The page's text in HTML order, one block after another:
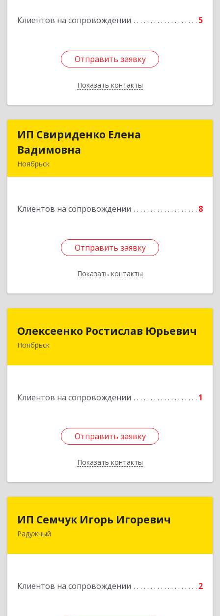
Клиентов на сопровождении 5
Отправить заявку
Показать контакты
Отправить заявку
Назад
ИП Свириденко Елена
Вадимовна
Ноябрьск
Клиентов на сопровождении 8
Отправить заявку
Показать контакты
ИП Свириденко Елена
Подробнее
Отправить заявку
Назад
Олексеенко Ростислав Юрьевич
Ноябрьск
Клиентов на сопровождении 1
Отправить заявку
Показать контакты
629804, Ямало-Ненецкий АО, Ноябрьск г,
Отправить заявку
Назад
ИП Семчук Игорь Игоревич
Радужный
Клиентов на сопровождении 2
628464, ХМАО-Югра, г. Радужный, 1 мкн.,